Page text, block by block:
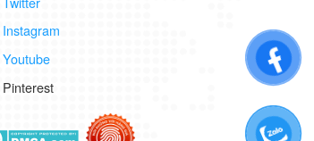
Instagram
Youtube
Pinterest